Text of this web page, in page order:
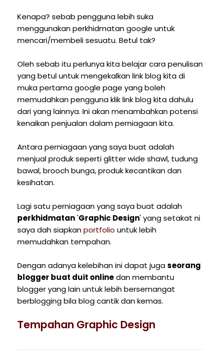
Kenapa? sebab pengguna lebih suka
menggunakan perkhidmatan google untuk
mencari/membeli sesuatu. Betul tak?
Oleh sebab itu perlunya kita belajar cara penulisan
yang betul untuk mengekalkan link blog kita di
muka pertama google page yang boleh
memudahkan pengguna klik link blog kita dahulu
dari yang lainnya. Ini akan menambahkan potensi
kenaikan penjualan dalam perniagaan kita.
Antara perniagaan yang saya buat adalah
menjual produk seperti glitter wide shawl, tudung
bawal, brooch bunga, produk kecantikan dan
kesihatan.
Lagi satu perniagaan yang saya buat adalah
perkhidmatan'Graphic Design' yang setakat ni
saya dah siapkanportfolio untuk lebih
memudahkan tempahan.
Dengan adanya kelebihan ini dapat jugaseorang
blogger buat duit onlinedan membantu
blogger yang lain untuk lebih bersemangat
berblogging bila blog cantik dan kemas.
Tempahan Graphic Design